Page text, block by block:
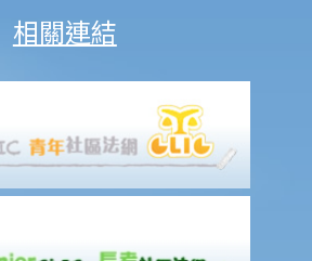
並限定須於21日內支付款額，但我們堅決否認
求撤回對本公司的還債要求書 ，惟我們未收到
已過，而我們擔心對方會隨時提出清盤呈請，
法庭申請禁制令制止債權人提出清盤呈請。但
能夠提出實質理據就有關索償提出爭議 。
相關連結